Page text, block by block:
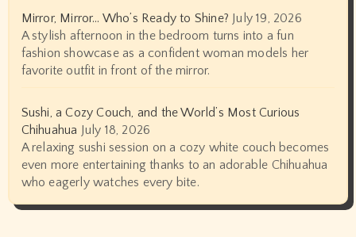
Mirror, Mirror… Who’s Ready to Shine? July 19, 2026
A stylish afternoon in the bedroom turns into a fun
fashion showcase as a confident woman models her
favorite outfit in front of the mirror.
Sushi, a Cozy Couch, and the World’s Most Curious
Chihuahua July 18, 2026
A relaxing sushi session on a cozy white couch becomes
even more entertaining thanks to an adorable Chihuahua
who eagerly watches every bite.